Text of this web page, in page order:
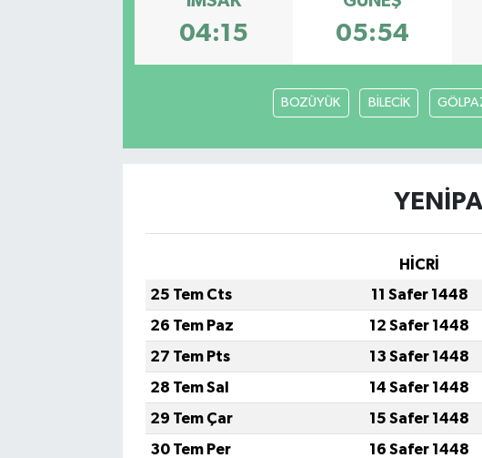
04:15 05:54
BOZÜYÜK BİLECİK
HİCRİ
25 Tem Cts
11 Safer 1448
26 Tem Paz
12 Safer 1448
27 Tem Pts
13 Safer 1448
28 Tem Sal
14 Safer 1448
29 Tem Çar
15 Safer 1448
30 Tem Per
16 Safer 1448